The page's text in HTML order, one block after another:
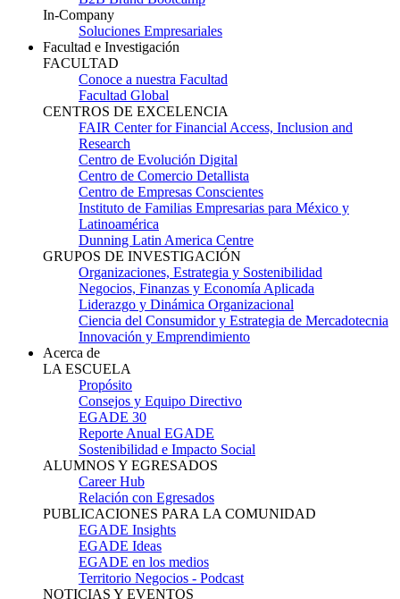
In-Company
Soluciones Empresariales
Facultad e Investigación
FACULTAD
Conoce a nuestra Facultad
Facultad Global
CENTROS DE EXCELENCIA
FAIR Center for Financial Access, Inclusion and
Research
Centro de Evolución Digital
Centro de Comercio Detallista
Centro de Empresas Conscientes
Instituto de Familias Empresarias para México y
Latinoamérica
Dunning Latin America Centre
GRUPOS DE INVESTIGACIÓN
Organizaciones, Estrategia y Sostenibilidad
Negocios, Finanzas y Economía Aplicada
Liderazgo y Dinámica Organizacional
Ciencia del Consumidor y Estrategia de Mercadotecnia
Innovación y Emprendimiento
Acerca de
LA ESCUELA
Propósito
Consejos y Equipo Directivo
EGADE 30
Reporte Anual EGADE
Sostenibilidad e Impacto Social
ALUMNOS Y EGRESADOS
Career Hub
Relación con Egresados
PUBLICACIONES PARA LA COMUNIDAD
EGADE Insights
EGADE Ideas
EGADE en los medios
Territorio Negocios - Podcast
NOTICIAS Y EVENTOS